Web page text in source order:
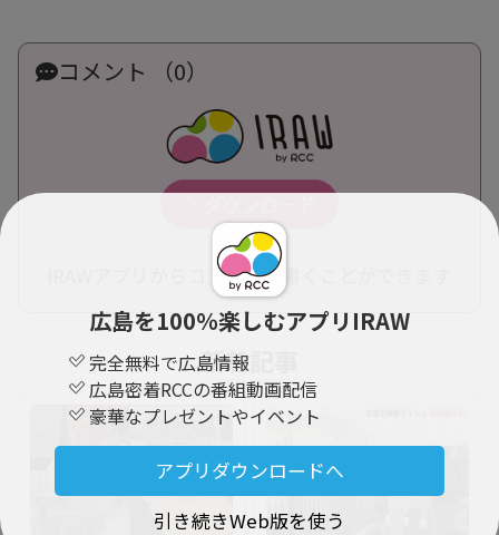
広島を100％楽しむアプリIRAW
完全無料で広島情報
広島密着RCCの番組動画配信
豪華なプレゼントやイベント
アプリダウンロードへ
引き続きWeb版を使う
コメント （0）
IRAWアプリからコメントを書くことができます
新着記事